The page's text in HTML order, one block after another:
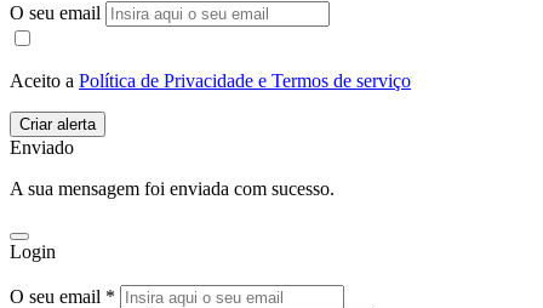
O seu email
Aceito a Política de Privacidade e Termos de serviço
Enviado
A sua mensagem foi enviada com sucesso.
Login
O seu email *